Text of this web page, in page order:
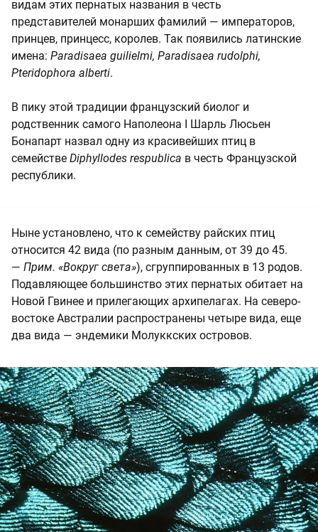
видам этих пернатых названия в честь
представителей монарших фамилий — императоров,
принцев, принцесс, королев. Так появились латинские
имена: Paradisaea guilielmi, Paradisaea rudolphi,
Pteridophora alberti.
В пику этой традиции французский биолог и
родственник самого Наполеона I Шарль Люсьен
Бонапарт назвал одну из красивейших птиц в
семействе Diphyllodes respublica в честь Французской
республики.
Ныне установлено, что к семейству райских птиц
относится 42 вида (по разным данным, от 39 до 45.
— Прим. «Вокруг света»), сгруппированных в 13 родов.
Подавляющее большинство этих пернатых обитает на
Новой Гвинее и прилегающих архипелагах. На северо-
востоке Австралии распространены четыре вида, еще
два вида — эндемики Молуккских островов.